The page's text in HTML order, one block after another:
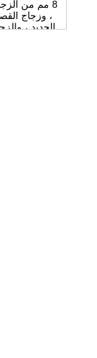
الحديد ،